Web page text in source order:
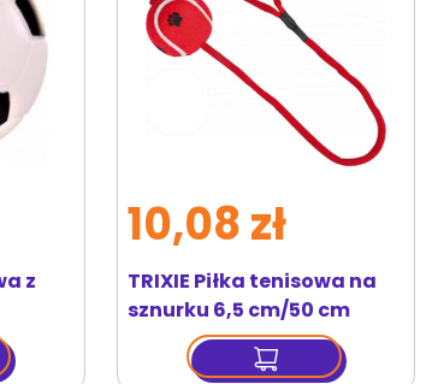
z
TRIXIE Piłka tenisowa na
sznurku 6,5 cm/50 cm
10,08 zł